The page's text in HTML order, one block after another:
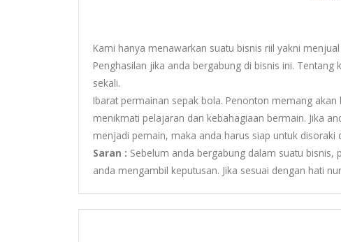
Kami hanya menawarkan suatu bisnis riil yakni
Penghasilan jika anda bergabung di bisnis ini.
sekali.
Ibarat permainan sepak bola. Penonton memang
menikmati pelajaran dan kebahagiaan bermain. Jika
menjadi pemain, maka anda harus siap untuk disoraki
Saran : Sebelum anda bergabung dalam suatu
anda mengambil keputusan. Jika sesuai dengan hati